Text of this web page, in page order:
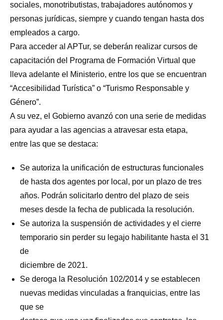
sociales, monotributistas, trabajadores autónomos y
personas jurídicas, siempre y cuando tengan hasta dos
empleados a cargo.
Para acceder al APTur, se deberán realizar cursos de
capacitación del Programa de Formación Virtual que
lleva adelante el Ministerio, entre los que se encuentran
“Accesibilidad Turística” o “Turismo Responsable y
Género”.
A su vez, el Gobierno avanzó con una serie de medidas
para ayudar a las agencias a atravesar esta etapa,
entre las que se destaca:
Se autoriza la unificación de estructuras funcionales
de hasta dos agentes por local, por un plazo de tres
años. Podrán solicitarlo dentro del plazo de seis
meses desde la fecha de publicada la resolución.
Se autoriza la suspensión de actividades y el cierre
temporario sin perder su legajo habilitante hasta el 31
de
diciembre de 2021.
Se deroga la Resolución 102/2014 y se establecen
nuevas medidas vinculadas a franquicias, entre las
que se